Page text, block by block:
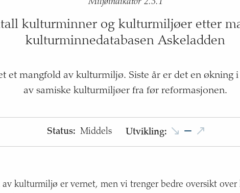
Miljøindikator 2.3.1
kulturminner og kulturmiljøer etter
kulturminnedatabasen Askeladden
et mangfold av kulturmiljø. Siste år er det en økning
av samiske kulturmiljøer fra før reformasjonen.
Status: Middels Utvikling:
av kulturmiljø er vernet, men vi trenger bedre oversikt over